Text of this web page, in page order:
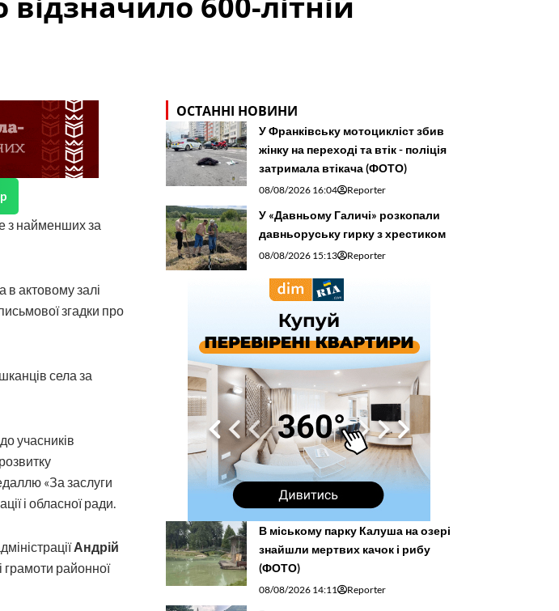
з найменших за
в актовому залі
згадки про
села за
учасників
«За заслуги
і обласної ради.
Андрій
грамоти районної
ОСТАННІ НОВИНИ
У Франківську мотоцикліст збив
жінку на переході та втік - поліція
затримала втікача (ФОТО)
08/08/2026 16:04 Reporter
У «Давньому Галичі» розкопали
давньоруську гирку з хрестиком
08/08/2026 15:13 Reporter
В міському парку Калуша на озері
знайшли мертвих качок і рибу
(ФОТО)
08/08/2026 14:11 Reporter